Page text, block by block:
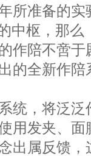
所准备的
中枢，那
作陪不啻
的全新作
统，将泛
用发夹、
出属反馈